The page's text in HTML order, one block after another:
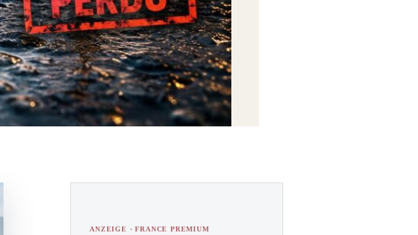
ANZEIGE · FRANCE PREMIUM